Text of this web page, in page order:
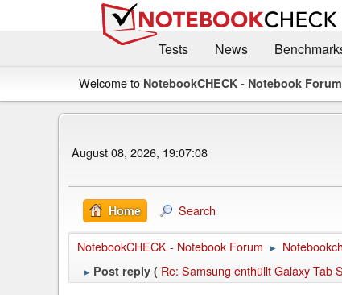
Tests
News
Welcome to NotebookCHECK - Notebook Forum
August 08, 2026, 19:07:08
Home Search
NotebookCHECK - Notebook Forum ►
► Post reply ( Re: Samsung enthüllt Galaxy Tab